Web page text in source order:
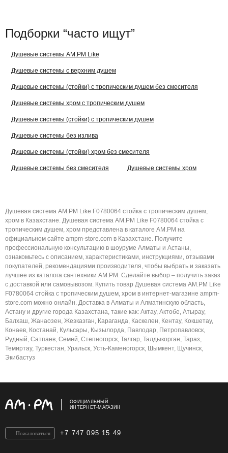
Подборки “часто ищут”
Душевые системы AM.PM Like
Душевые системы с верхним душем
Душевые системы (стойки) с тропическим душем без смесителя
Душевые системы хром с тропическим душем
Душевые системы (стойки) с тропическим душем
Душевые системы без излива
Душевые системы (стойки) хром без смесителя
Душевые системы без смесителя Душевые системы хром
Душевая система AM.PM Like F0780064 стойка с тропическим душем,
хром в Казахстане. Душевая система AM.PM Like F0780064 стойка с
тропическим душем, хром представлена в каталоге AM.PM на
официальном сайте ampm-store.com в Казахстане. Получите
профессиональную консультацию в шоуруме Алматы и Астаны,
ознакомьтесь с описанием, характеристиками, инструкциями, отзывами
покупателей, рекомендациями производителя, чтобы выбрать и заказать
лучшее из каталога сантехники AM.PM. Сделайте выбор – получить заказ
с доставкой или самовывозом. Купить товар Душевая система AM.PM Like
F0780064 стойка с тропическим душем, хром в интернет-магазине ampm-
store.com можно онлайн. Доставка в Алматы и Алматинскую область,
Астану и другие города Казахстана, такие как: Актау, Актобе, Атырау,
Балхаш, Жанаозен, Жезказган, Караганда, Каскелен, Кентау, Кокшетау,
Конаев, Костанай, Кульсары, Кызылорда, Павлодар, Петропавловск,
Рудный, Сатпаев, Семей, Степногорск, Талгар, Талдыкорган, Тараз,
Темиртау, Туркестан, Уральск, Усть-Каменогорск, Шымкент, Щучинск,
Экибастуз
ОФИЦИАЛЬНЫЙ
ИНТЕРНЕТ-МАГАЗИН
+7 747 095 15 49
Пожаловаться